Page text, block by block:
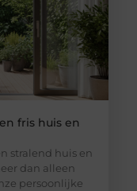
fris huis en
stralend huis en
dan alleen
persoonlijke